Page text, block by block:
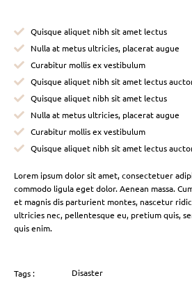
Quisque aliquet nibh sit amet lectus
Nulla at metus ultricies, placerat augue
Curabitur mollis ex vestibulum
Quisque aliquet nibh sit amet lectus
Quisque aliquet nibh sit amet lectus
Nulla at metus ultricies, placerat augue
Curabitur mollis ex vestibulum
Quisque aliquet nibh sit amet lectus
Lorem ipsum dolor sit amet, consectetuer
commodo ligula eget dolor. Aenean massa.
et magnis dis parturient montes, nascetur
ultricies nec, pellentesque eu, pretium quis,
quis enim.
Tags : Disaster